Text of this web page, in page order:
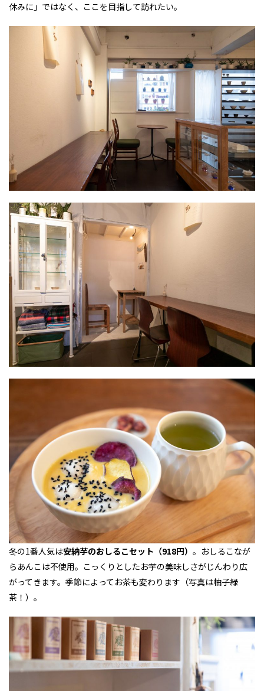
休みに」ではなく、ここを目指して訪れたい。
冬の1番人気は安納芋のおしるこセット（918円） 。おしるこなが
らあんこは不使用。こっくりとしたお芋の美味しさがじんわり広
がってきます。季節によってお茶も変わります（写真は柚子緑
茶！）。